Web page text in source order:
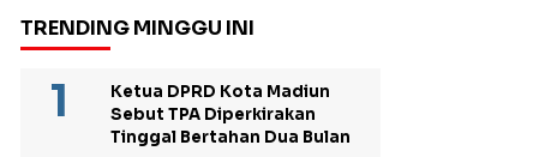
TRENDING MINGGU INI
Ketua DPRD Kota Madiun
Sebut TPA Diperkirakan
Tinggal Bertahan Dua Bulan